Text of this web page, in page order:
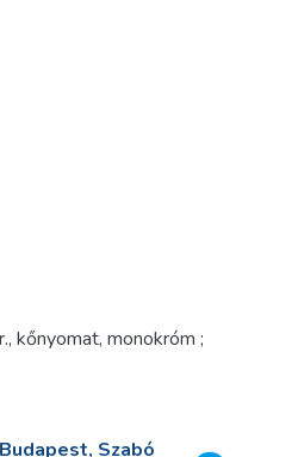
kőnyomat, monokróm ;
Szabó